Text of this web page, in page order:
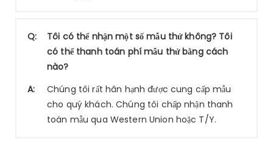
Q:
Tôi có thể nhận một số mẫu thử không? Tôi
có thể thanh toán phí mẫu thử bằng cách
nào?
A:
Chúng tôi rất hân hạnh được cung cấp mẫu
cho quý khách. Chúng tôi chấp nhận thanh
toán mẫu qua Western Union hoặc T/Y.